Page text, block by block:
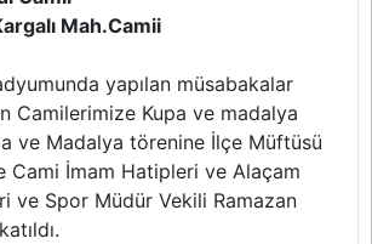
Mah.Camii
yapılan müsabakalar
Camilerimize Kupa ve madalya
ve Madalya törenine İlçe Müftüsü
Cami İmam Hatipleri ve Alaçam
ve Spor Müdür Vekili Ramazan